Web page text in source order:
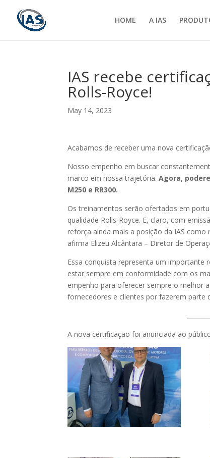
HOME A IAS
IAS recebe
Rolls-Royce!
May 14, 2023
Acabamos de receber uma nova
Nosso empenho em buscar
marco em nossa trajetória.Agora,
M250 e RR300.
Os treinamentos serão ofertados em
qualidade Rolls-Royce. E, claro, com
reforça ainda mais a posição da IAS
afirma Elizeu Alcântara – Diretor de
Essa conquista representa um importante
estar sempre em conformidade com os
empenho para oferecer sempre o melhor
fornecedores e clientes por fazerem parte
A nova certificação foi anunciada ao